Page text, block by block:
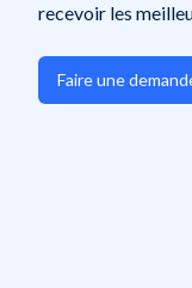
recevoir les
Faire une